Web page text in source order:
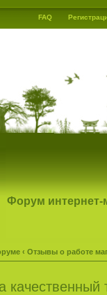
FAQ
Форум интернет-
‹ Отзывы о работе
качественный